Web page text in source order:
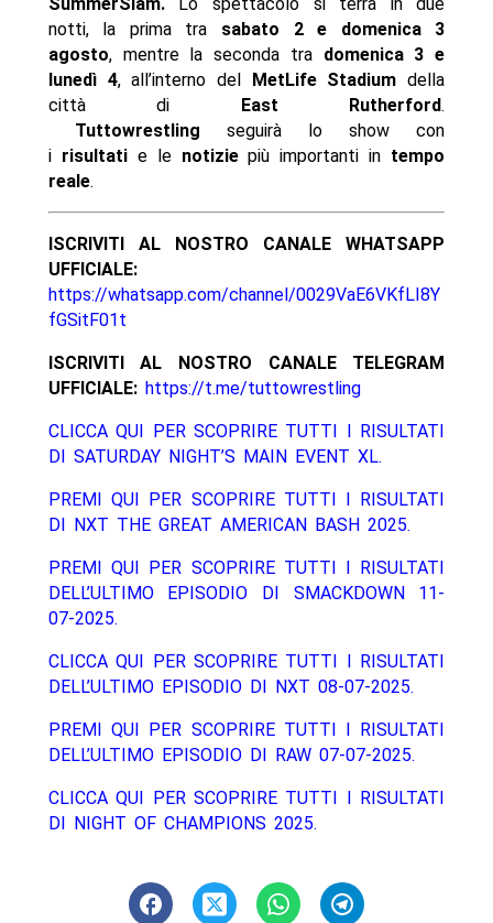
SummerSlam.Lo spettacolo si terrà in due
notti, la prima tra sabato 2 e domenica 3
agosto, mentre la seconda tra domenica 3 e
lunedì 4, all’interno del MetLife Stadium della
città di
East Rutherford.
Tuttowrestling seguirà lo show con
i risultatie le notiziepiù importanti in tempo
reale.
ISCRIVITI AL NOSTRO CANALE WHATSAPP
UFFICIALE:
https://whatsapp.com/channel/0029VaE6VKfLI8Y
fGSitF01t
ISCRIVITI AL NOSTRO CANALE TELEGRAM
UFFICIALE: https://t.me/tuttowrestling
CLICCA QUI PER SCOPRIRE TUTTI I RISULTATI
DI SATURDAY NIGHT’S MAIN EVENT XL.
PREMI QUI PER SCOPRIRE TUTTI I RISULTATI
DI NXT THE GREAT AMERICAN BASH 2025.
PREMI QUI PER SCOPRIRE TUTTI I RISULTATI
DELL’ULTIMO EPISODIO DI SMACKDOWN 11-
07-2025.
CLICCA QUI PER SCOPRIRE TUTTI I RISULTATI
DELL’ULTIMO EPISODIO DI NXT 08-07-2025.
PREMI QUI PER SCOPRIRE TUTTI I RISULTATI
DELL’ULTIMO EPISODIO DI RAW 07-07-2025.
CLICCA QUI PER SCOPRIRE TUTTI I RISULTATI
DI NIGHT OF CHAMPIONS 2025.